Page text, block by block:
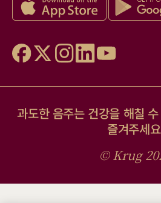
과도한 음주는 건강을 해칠
즐겨주세
© Krug